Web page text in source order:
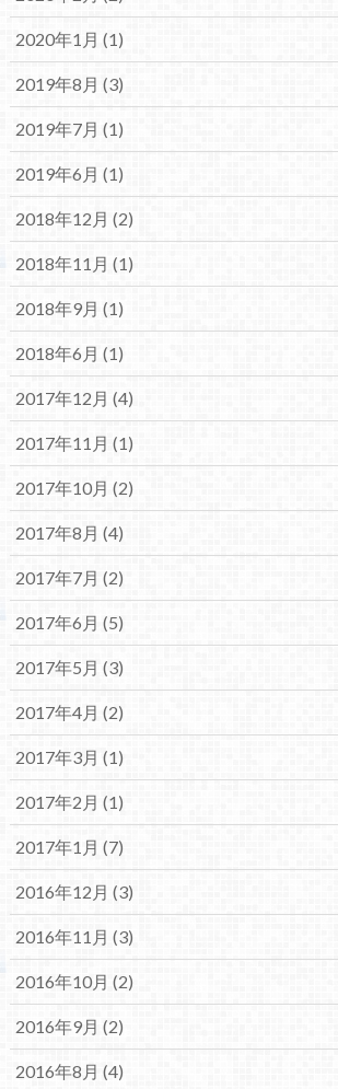
2020年1月 (1)
2019年8月 (3)
2019年7月 (1)
2019年6月 (1)
2018年12月 (2)
2018年11月 (1)
2018年9月 (1)
2018年6月 (1)
2017年12月 (4)
2017年11月 (1)
2017年10月 (2)
2017年8月 (4)
2017年7月 (2)
2017年6月 (5)
2017年5月 (3)
2017年4月 (2)
2017年3月 (1)
2017年2月 (1)
2017年1月 (7)
2016年12月 (3)
2016年11月 (3)
2016年10月 (2)
2016年9月 (2)
2016年8月 (4)